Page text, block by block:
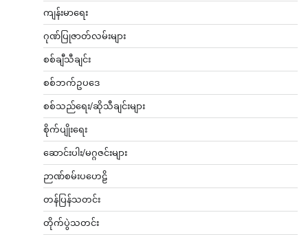
ကျန်းမာရေး
ဂုဏ်ပြုဇာတ်လမ်းများ
စစ်ချီသီချင်း
စစ်ဘက်ဥပဒေ
စစ်သည်ရေး/ဆိုသီချင်းများ
စိုက်ပျိုးရေး
ဆောင်းပါး/မဂ္ဂဇင်းများ
ဉာဏ်စမ်းပဟေဠိ
တန်ပြန်သတင်း
တိုက်ပွဲသတင်း